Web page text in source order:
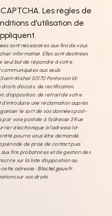
Les règles de
d'utilisation de
sont nécessaires aux fins de vous
informatisé. Elles sont destinées
seul but de répondre à votre
aux seuls
Michel 50170 Pontorson ld-
d’accès, de rectification,
d’opposition, de retrait de votre
une réclamation auprès
le sort de vos données post-
voie postale à l'adresse 3 Rue
électronique à l'adresse ld-
pourra vous être demandé.
période de prise de contact puis
fins probatoires et de gestion des
sur la liste d'opposition au
cette adresse :Bloctel.gouv.fr.
sur vos droits.